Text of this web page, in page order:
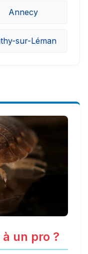
Annecy
sur-Léman
un pro ?